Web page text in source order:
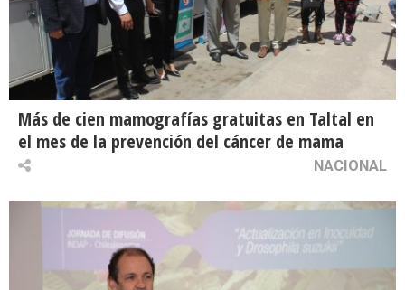
Más de cien mamografías gratuitas en Taltal en
el mes de la prevención del cáncer de mama
NACIONAL